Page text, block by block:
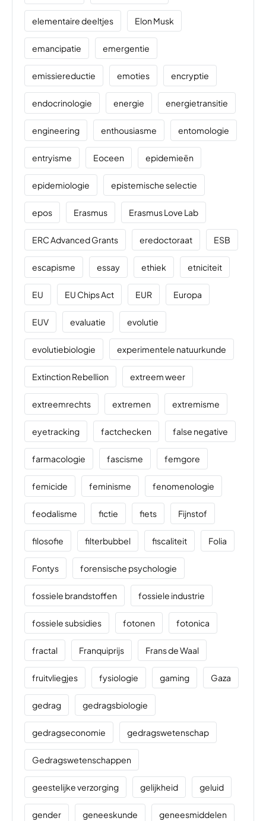
elementaire deeltjes Elon Musk
emancipatie emergentie
emissiereductie emoties encryptie
endocrinologie energie energietransitie
engineering enthousiasme entomologie
entryisme Eoceen epidemieën
epidemiologie epistemische selectie
epos Erasmus Erasmus Love Lab
ERC Advanced Grants eredoctoraat ESB
escapisme essay ethiek etniciteit
EU EU Chips Act EUR Europa
EUV evaluatie evolutie
evolutiebiologie experimentele natuurkunde
Extinction Rebellion extreem weer
extreemrechts extremen extremisme
eyetracking factchecken false negative
farmacologie fascisme femgore
femicide feminisme fenomenologie
feodalisme fictie fiets Fijnstof
filosofie filterbubbel fiscaliteit Folia
Fontys forensische psychologie
fossiele brandstoffen fossiele industrie
fossiele subsidies fotonen fotonica
fractal Franquiprijs Frans de Waal
fruitvliegjes fysiologie gaming Gaza
gedrag gedragsbiologie
gedragseconomie gedragswetenschap
Gedragswetenschappen
geestelijke verzorging gelijkheid geluid
gender geneeskunde geneesmiddelen